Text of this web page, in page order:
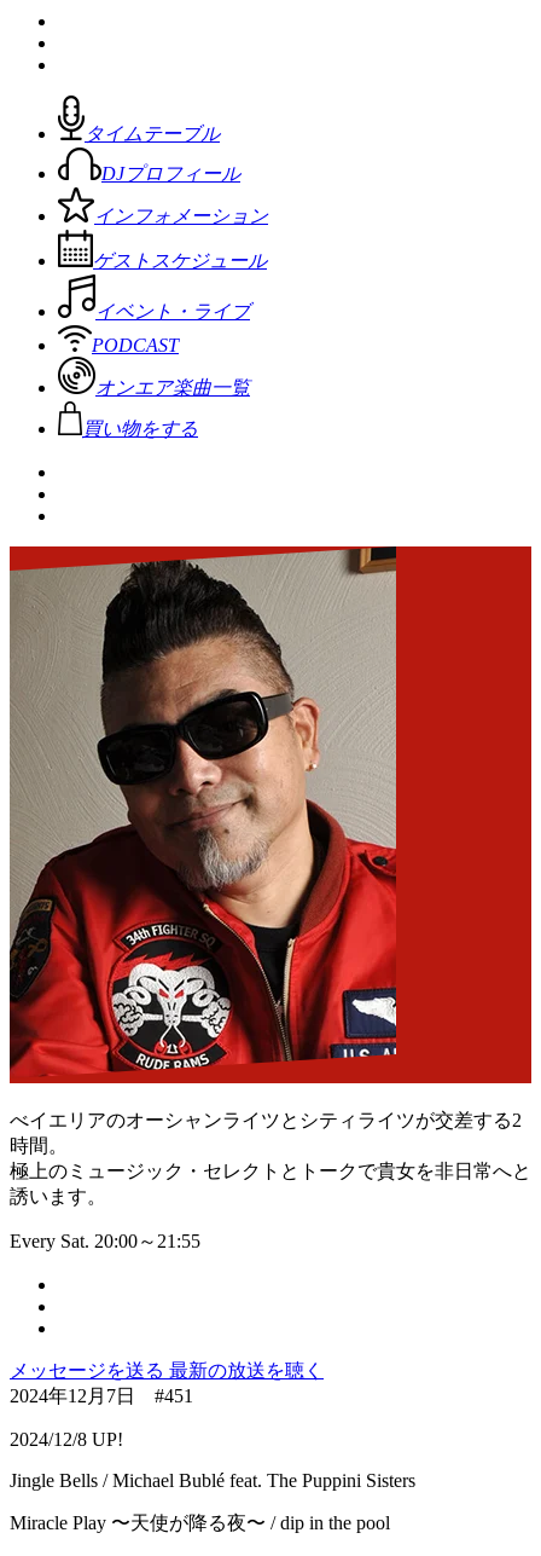
タイムテーブル
DJプロフィール
インフォメーション
ゲストスケジュール
イベント・ライブ
PODCAST
オンエア楽曲一覧
買い物をする
べイエリアのオーシャンライツとシティライツが交差する2
時間。
極上のミュージック・セレクトとトークで貴女を非日常へと
誘います。
Every Sat. 20:00～21:55
メッセージを送る 最新の放送を聴く
2024年12月7日 #451
2024/12/8 UP!
Jingle Bells / Michael Bublé feat. The Puppini Sisters
Miracle Play 〜天使が降る夜〜 / dip in the pool